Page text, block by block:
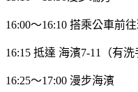
16:00～16:10 搭乘公車前
16:15 抵達 海濱7-11（有洗
16:25～17:00 漫步海濱